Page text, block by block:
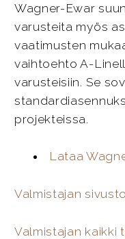
Wagner-Ewar
varusteita myös
vaatimusten
vaihtoehto A-
varusteisiin. Se
projekteissa.
Lataa
Valmistajan
Valmistajan kaikki